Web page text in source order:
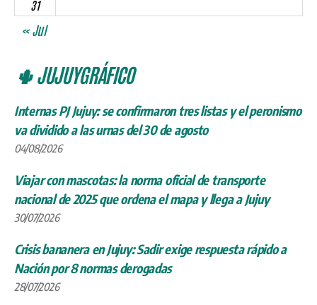
31
« Jul
🌵 JUJUYGRÁFICO
Internas PJ Jujuy: se confirmaron tres listas y el peronismo
va dividido a las urnas del 30 de agosto
04/08/2026
Viajar con mascotas: la norma oficial de transporte
nacional de 2025 que ordena el mapa y llega a Jujuy
30/07/2026
Crisis bananera en Jujuy: Sadir exige respuesta rápido a
Nación por 8 normas derogadas
28/07/2026